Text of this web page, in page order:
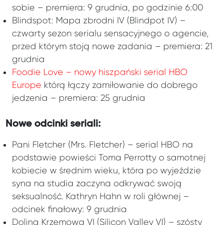
sobie – premiera: 9 grudnia, po godzinie 6:00
Blindspot: Mapa zbrodni IV (Blindpot IV) –
czwarty sezon serialu sensacyjnego o agencie,
przed którym stoją nowe zadania – premiera: 21
grudnia
Foodie Love – nowy hiszpański serial HBO
Europe którą łączy zamiłowanie do dobrego
jedzenia – premiera: 25 grudnia
Nowe odcinki seriali:
Pani Fletcher (Mrs. Fletcher) – serial HBO na
podstawie powieści Toma Perrotty o samotnej
kobiecie w średnim wieku, która po wyjeździe
syna na studia zaczyna odkrywać swoją
seksualność. Kathryn Hahn w roli głównej –
odcinek finałowy: 9 grudnia
Dolina Krzemowa VI (Silicon Valley VI) – szósty